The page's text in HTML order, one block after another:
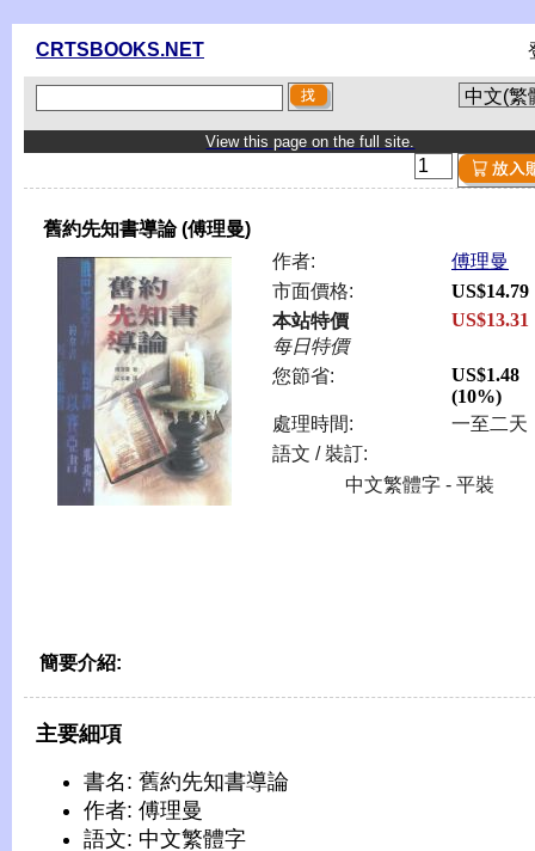
CRTSBOOKS.NET
View this page on the full site.
舊約先知書導論 (傅理曼)
作者:
傅理曼
市面價格:
US$14.79
本站特價
每日特價
US$13.31
您節省:
US$1.48
(10%)
處理時間:
一至二天
語文 / 裝訂:
中文繁體字 - 平裝
簡要介紹:
主要細項
書名: 舊約先知書導論
作者: 傅理曼
語文: 中文繁體字